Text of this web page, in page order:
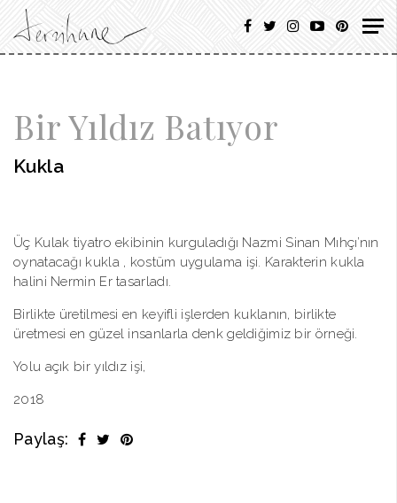
Bir Yıldız Batıyor
Kukla
Üç Kulak tiyatro ekibinin kurguladığı Nazmi Sinan Mıhçı’nın
oynatacağı kukla , kostüm uygulama işi. Karakterin kukla
halini Nermin Er tasarladı.
Birlikte üretilmesi en keyifli işlerden kuklanın, birlikte
üretmesi en güzel insanlarla denk geldiğimiz bir örneği.
Yolu açık bir yıldız işi,
2018
Paylaş: